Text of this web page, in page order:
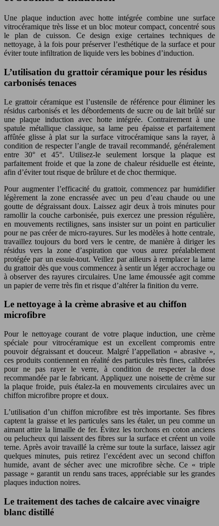
Une plaque induction avec hotte intégrée combine une surface
vitrocéramique très lisse et un bloc moteur compact, concentré sous
le plan de cuisson. Ce design exige certaines techniques de
nettoyage, à la fois pour préserver l’esthétique de la surface et pour
éviter toute infiltration de liquide vers les bobines d’induction.
L’utilisation du grattoir céramique pour les résidus
carbonisés tenaces
Le grattoir céramique est l’ustensile de référence pour éliminer les
résidus carbonisés et les débordements de sucre ou de lait brûlé sur
une plaque induction avec hotte intégrée. Contrairement à une
spatule métallique classique, sa lame peu épaisse et parfaitement
affûtée glisse à plat sur la surface vitrocéramique sans la rayer, à
condition de respecter l’angle de travail recommandé, généralement
entre 30° et 45°. Utilisez-le seulement lorsque la plaque est
parfaitement froide et que la zone de chaleur résiduelle est éteinte,
afin d’éviter tout risque de brûlure et de choc thermique.
Pour augmenter l’efficacité du grattoir, commencez par humidifier
légèrement la zone encrassée avec un peu d’eau chaude ou une
goutte de dégraissant doux. Laissez agir deux à trois minutes pour
ramollir la couche carbonisée, puis exercez une pression régulière,
en mouvements rectilignes, sans insister sur un point en particulier
pour ne pas créer de micro-rayures. Sur les modèles à hotte centrale,
travaillez toujours du bord vers le centre, de manière à diriger les
résidus vers la zone d’aspiration que vous aurez préalablement
protégée par un essuie-tout. Veillez par ailleurs à remplacer la lame
du grattoir dès que vous commencez à sentir un léger accrochage ou
à observer des rayures circulaires. Une lame émoussée agit comme
un papier de verre très fin et risque d’altérer la finition du verre.
Le nettoyage à la crème abrasive et au chiffon
microfibre
Pour le nettoyage courant de votre plaque induction, une crème
spéciale pour vitrocéramique est un excellent compromis entre
pouvoir dégraissant et douceur. Malgré l’appellation « abrasive »,
ces produits contiennent en réalité des particules très fines, calibrées
pour ne pas rayer le verre, à condition de respecter la dose
recommandée par le fabricant. Appliquez une noisette de crème sur
la plaque froide, puis étalez-la en mouvements circulaires avec un
chiffon microfibre propre et doux.
L’utilisation d’un chiffon microfibre est très importante. Ses fibres
captent la graisse et les particules sans les étaler, un peu comme un
aimant attire la limaille de fer. Évitez les torchons en coton anciens
ou pelucheux qui laissent des fibres sur la surface et créent un voile
terne. Après avoir travaillé la crème sur toute la surface, laissez agir
quelques minutes, puis retirez l’excédent avec un second chiffon
humide, avant de sécher avec une microfibre sèche. Ce « triple
passage » garantit un rendu sans traces, appréciable sur les grandes
plaques induction noires.
Le traitement des taches de calcaire avec vinaigre
blanc distillé